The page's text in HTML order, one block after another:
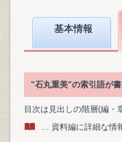
基本情報
"石丸重美"の索引語が書
目次は見出しの階層(編
… 資料編に詳細な情